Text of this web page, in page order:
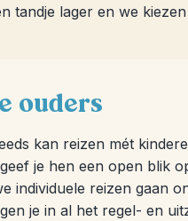
tandje lager en we
ouders
kan reizen mét
je hen een open blik
individuele reizen gaan
je in al het regel- en